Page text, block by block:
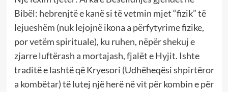
Bibël: hebrenjtë e kanë si të vetmin mjet “fizik” të
lejueshëm (nuk lejojnë ikona a përfytyrime fizike,
por vetëm spirituale), ku ruhen, nëpër shekuj e
zjarre luftërash a mortajash, fjalët e Hyjit. Ishte
traditë e lashtë që Kryesori (Udhëheqësi shpirtëror
a kombëtar) të lutej një herë në vit për kombin e për